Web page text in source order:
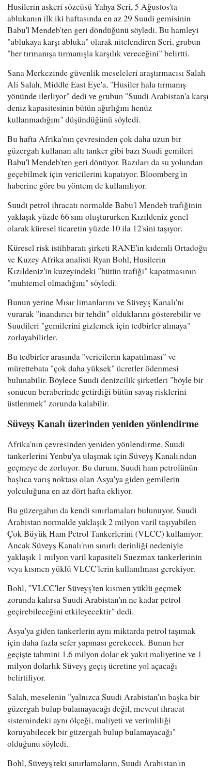
Husilerin askeri sözcüsü Yahya Seri, 5 Ağustos'ta
ablukanın ilk iki haftasında en az 29 Suudi gemisinin
Babu'l Mendeb'ten geri döndüğünü söyledi. Bu hamleyi
"ablukaya karşı abluka" olarak nitelendiren Seri, grubun
"her tırmanışa tırmanışla karşılık vereceğini" belirtti.
Sana Merkezinde güvenlik meseleleri araştırmacısı Salah
Ali Salah, Middle East Eye'a, "Husiler hala tırmanış
yönünde ilerliyor" dedi ve grubun "Suudi Arabistan'a karşı
deniz kapasitesinin bütün ağırlığını henüz
kullanmadığını" düşündüğünü söyledi.
Bu hafta Afrika'nın çevresinden çok daha uzun bir
güzergah kullanan altı tanker gibi bazı Suudi gemileri
Babu'l Mendeb'ten geri dönüyor. Bazıları da su yolundan
geçebilmek için vericilerini kapatıyor. Bloomberg'in
haberine göre bu yöntem de kullanılıyor.
Suudi petrol ihracatı normalde Babu'l Mendeb trafiğinin
yaklaşık yüzde 66'sını oluştururken Kızıldeniz genel
olarak küresel ticaretin yüzde 10 ila 12'sini taşıyor.
Küresel risk istihbaratı şirketi RANE'in kıdemli Ortadoğu
ve Kuzey Afrika analisti Ryan Bohl, Husilerin
Kızıldeniz'in kuzeyindeki "bütün trafiği" kapatmasının
"muhtemel olmadığını" söyledi.
Bunun yerine Mısır limanlarını ve Süveyş Kanalı'nı
vurarak "inandırıcı bir tehdit" olduklarını gösterebilir ve
Suudileri "gemilerini gizlemek için tedbirler almaya"
zorlayabilirler.
Bu tedbirler arasında "vericilerin kapatılması" ve
mürettebata "çok daha yüksek" ücretler ödenmesi
bulunabilir. Böylece Suudi denizcilik şirketleri "böyle bir
sonucun beraberinde getirdiği bütün savaş risklerini
üstlenmek" zorunda kalabilir.
Süveyş Kanalı üzerinden yeniden yönlendirme
Afrika'nın çevresinden yeniden yönlendirme, Suudi
tankerlerini Yenbu'ya ulaşmak için Süveyş Kanalı'ndan
geçmeye de zorluyor. Bu durum, Suudi ham petrolünün
başlıca varış noktası olan Asya'ya giden gemilerin
yolculuğuna en az dört hafta ekliyor.
Bu güzergahın da kendi sınırlamaları bulunuyor. Suudi
Arabistan normalde yaklaşık 2 milyon varil taşıyabilen
Çok Büyük Ham Petrol Tankerlerini (VLCC) kullanıyor.
Ancak Süveyş Kanalı'nın sınırlı derinliği nedeniyle
yaklaşık 1 milyon varil kapasiteli Suezmax tankerlerinin
veya kısmen yüklü VLCC'lerin kullanılması gerekiyor.
Bohl, "VLCC'ler Süveyş'ten kısmen yüklü geçmek
zorunda kalırsa Suudi Arabistan'ın ne kadar petrol
geçirebileceğini etkileyecektir" dedi.
Asya'ya giden tankerlerin aynı miktarda petrol taşımak
için daha fazla sefer yapması gerekecek. Bunun her
geçişte tahmini 1.6 milyon dolar ek yakıt maliyetine ve 1
milyon dolarlık Süveyş geçiş ücretine yol açacağı
belirtiliyor.
Salah, meselenin "yalnızca Suudi Arabistan'ın başka bir
güzergah bulup bulamayacağı değil, mevcut ihracat
sistemindeki aynı ölçeği, maliyeti ve verimliliği
koruyabilecek bir güzergah bulup bulamayacağı"
olduğunu söyledi.
Bohl, Süveyş'teki sınırlamaların, Suudi Arabistan'ın